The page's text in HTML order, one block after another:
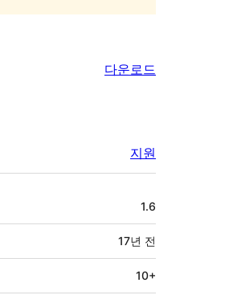
다운로드
지원
1.6
17년 전
10+